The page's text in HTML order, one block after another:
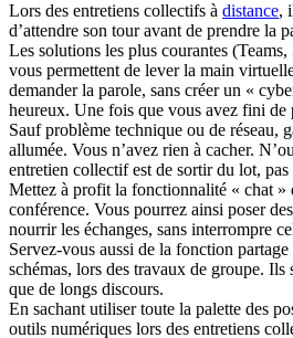
Lors des entretiens collectifs à distance,
d’attendre son tour avant de prendre la
Les solutions les plus courantes
vous permettent de lever la main
demander la parole, sans créer un «
heureux. Une fois que vous avez fini de
Sauf problème technique ou de réseau,
allumée. Vous n’avez rien à cacher.
entretien collectif est de sortir du lot, pas
Mettez à profit la fonctionnalité « chat »
conférence. Vous pourrez ainsi poser
nourrir les échanges, sans interrompre
Servez-vous aussi de la fonction
schémas, lors des travaux de groupe.
que de longs discours.
En sachant utiliser toute la palette des
outils numériques lors des entretiens